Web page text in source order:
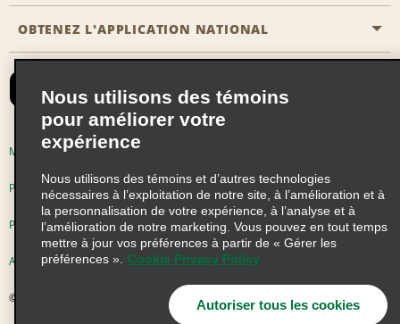
Réserver un véhicule pour quelqu'un d'autre
Emerald Club se connecter
Emerald Club S'inscrire
Emerald Club Avantages
Emerald Club Services
FAQ
Abonnement aux courriels
Histoire de l’entreprise
Nouvelles et histoires
Responsabilité sociale
Occasions de franchise mondiales
Perspectives de carrière
OBTENEZ L'APPLICATION NATIONAL
Modalités d'utilisation
Politique sur les fichiers témoins
Pluriannuel d'accessibilité Choix de confidentialité
AdChoices
© 2026 Enterprise Holdings, Inc. Tous droits réservés
Nous utilisons des témoins
pour améliorer votre
expérience
Nous utilisons des témoins et d’autres technologies
nécessaires à l’exploitation de notre site, à l’amélioration et à
la personnalisation de votre expérience, à l’analyse et à
l’amélioration de notre marketing. Vous pouvez en tout temps
mettre à jour vos préférences à partir de « Gérer les
préférences ».
Cookie Privacy Policy
Autoriser tous les cookies